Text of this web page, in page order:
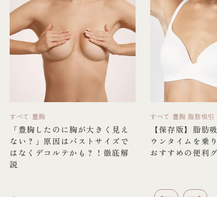
すべて 豊胸
「豊胸したのに胸が大きく見え
ない？」原因はバストサイズで
はなくデコルテかも？！徹底解
説
すべて 豊胸 脂肪吸引
【保存版】脂肪
ウンタイムを乗
おすすめの便利